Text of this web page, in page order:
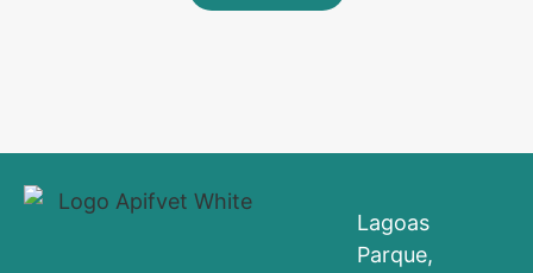
Lagoas
Parque,